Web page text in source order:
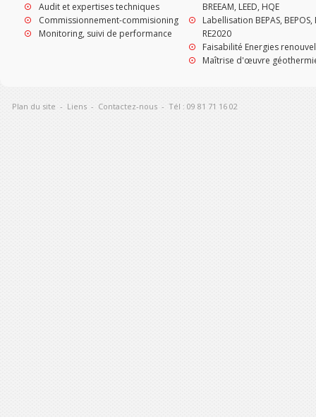
Audit et expertises techniques
Commissionnement-commisioning
Monitoring, suivi de performance
BREEAM, LEED, HQE
Labellisation BEPAS, BEPOS,
RE2020
Faisabilité Energies
Maîtrise d'œuvre
Plan du site - Liens - Contactez-nous - Tél : 09 81 71 16 02